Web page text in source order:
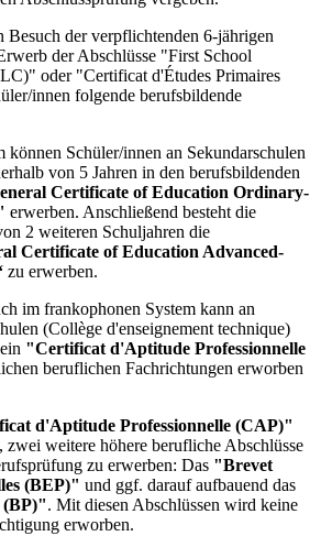
Besuch der verpflichtenden 6-jährigen
der Abschlüsse "First School
oder "Certificat d'Études Primaires
innen folgende berufsbildende
können Schüler/innen an Sekundarschulen
von 5 Jahren in den berufsbildenden
Certificate of Education Ordinary-
erwerben. Anschließend besteht die
2 weiteren Schuljahren die
Certificate of Education Advanced-
zu erwerben.
im frankophonen System kann an
(Collège d'enseignement technique)
"Certificat d'Aptitude Professionnelle
beruflichen Fachrichtungen erworben
d'Aptitude Professionnelle (CAP)"
weitere höhere berufliche Abschlüsse
zu erwerben: Das "Brevet
(BEP)" und ggf. darauf aufbauend das
(BP)". Mit diesen Abschlüssen wird keine
erworben.